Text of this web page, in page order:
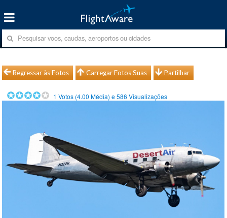
Regressar às Fotos Carregar Fotos Suas Partilhar
1 Votos (4.00 Média) e586 Visualizações